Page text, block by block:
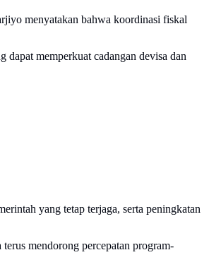
menyatakan bahwa koordinasi fiskal
memperkuat cadangan devisa dan
yang tetap terjaga, serta peningkatan
mendorong percepatan program-